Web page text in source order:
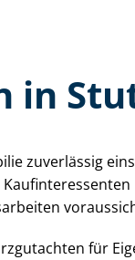
in
zuverlässig
für